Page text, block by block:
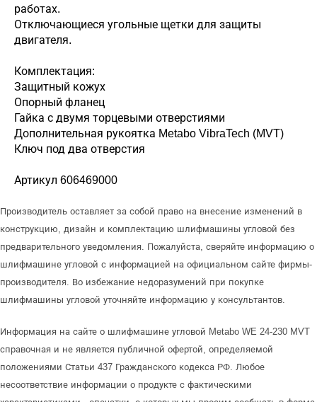
работах.
Отключающиеся угольные щетки для защиты
двигателя.
Комплектация:
Защитный кожух
Опорный фланец
Гайка с двумя торцевыми отверстиями
Дополнительная рукоятка Metabo VibraTech (MVT)
Ключ под два отверстия
Артикул 606469000
Производитель оставляет за собой право на внесение изменений в
конструкцию, дизайн и комплектацию шлифмашины угловой без
предварительного уведомления. Пожалуйста, сверяйте информацию о
шлифмашине угловой с информацией на официальном сайте фирмы-
производителя. Во избежание недоразумений при покупке
шлифмашины угловой уточняйте информацию у консультантов.
Информация на сайте о шлифмашине угловой Metabo WE 24-230 MVT
справочная и не является публичной офертой, определяемой
положениями Статьи 437 Гражданского кодекса РФ. Любое
несоответствие информации о продукте с фактическими